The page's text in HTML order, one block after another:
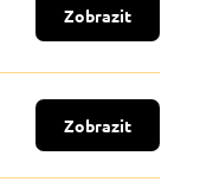
Zobrazit
Zobrazit